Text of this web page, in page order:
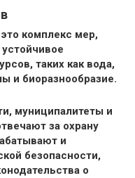
комплекс мер,
таких как вода,
и биоразнообразие.
муниципалитеты и
за охрану
и
безопасности,
о